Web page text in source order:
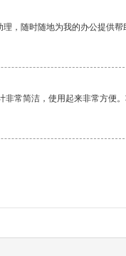
，随时随地为我的办公提供帮
非常简洁，使用起来非常方便